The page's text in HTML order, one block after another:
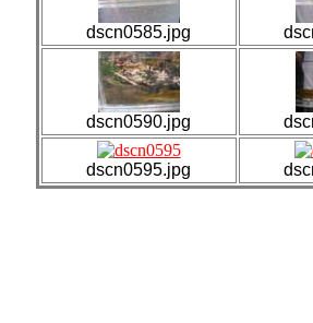
dscn0585.jpg
dscn0590.jpg
dscn0595.jpg